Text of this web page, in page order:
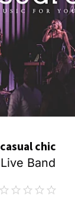
casual chic
Live Band